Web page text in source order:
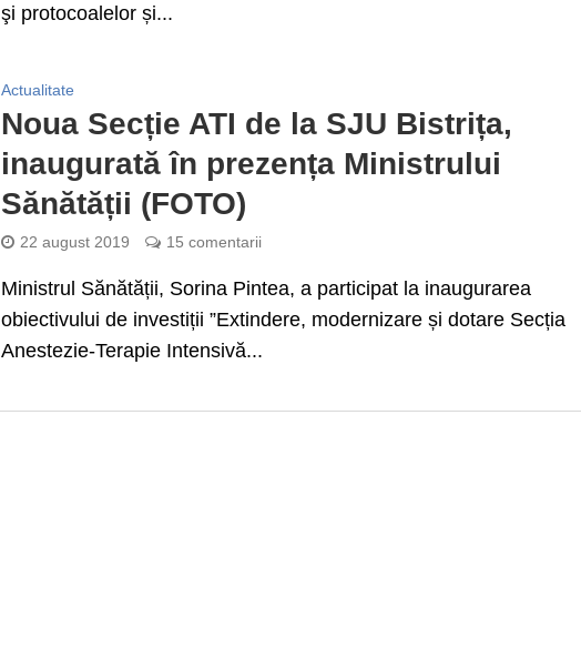
şi protocoalelor și...
Actualitate
Noua Secție ATI de la SJU Bistrița,
inaugurată în prezența Ministrului
Sănătății (FOTO)
22 august 2019 15 comentarii
Ministrul Sănătății, Sorina Pintea, a participat la inaugurarea
obiectivului de investiții ”Extindere, modernizare și dotare Secția
Anestezie-Terapie Intensivă...